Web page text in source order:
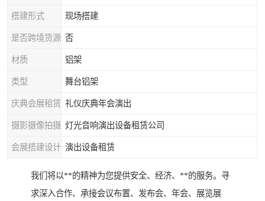
搭建形式 现场搭建
是否跨境货源 否
材质 铝架
类型 舞台铝架
庆典会展租赁 礼仪庆典年会演出
摄影摄像拍摄 灯光音响演出设备租赁公司
会展搭建设计 演出设备租赁
我们将以**的精神为您提供安全、经济、**的服务。寻
求深入合作、承接会议布置、发布会、年会、展览展